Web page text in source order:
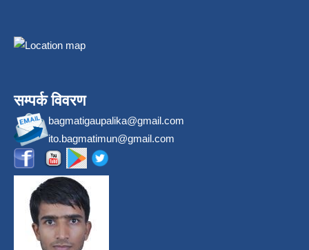
सम्पर्क विवरण
bagmatigaupalika@gmail.com
ito.bagmatimun@gmail.com